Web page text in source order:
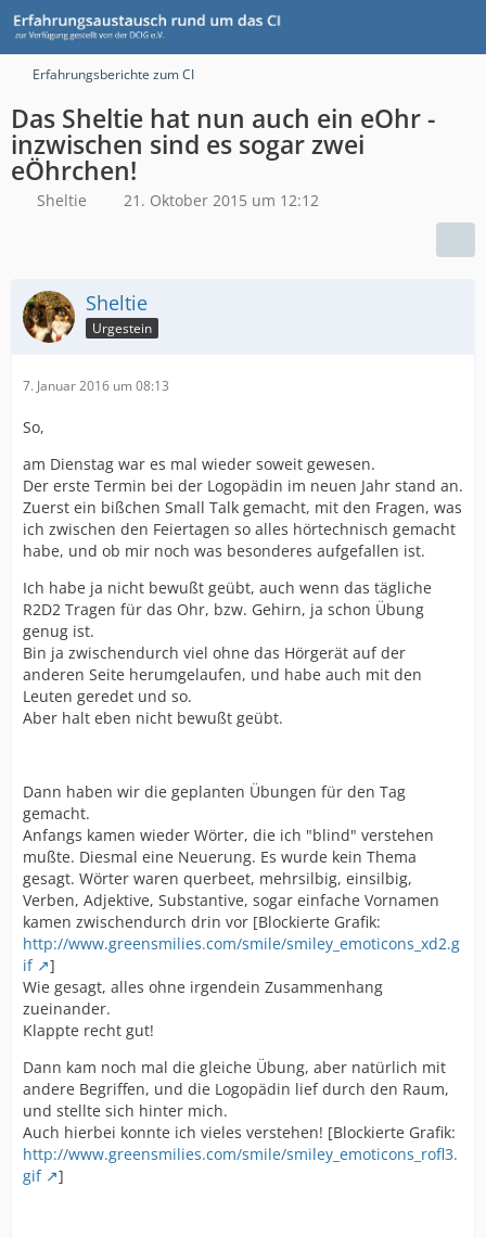
Erfahrungsberichte zum CI
Das Sheltie hat nun auch ein eOhr -
inzwischen sind es sogar zwei
eÖhrchen!
Sheltie 21. Oktober 2015 um 12:12
Sheltie
Urgestein
7. Januar 2016 um 08:13
So,
am Dienstag war es mal wieder soweit gewesen.
Der erste Termin bei der Logopädin im neuen Jahr stand an.
Zuerst ein bißchen Small Talk gemacht, mit den Fragen, was
ich zwischen den Feiertagen so alles hörtechnisch gemacht
habe, und ob mir noch was besonderes aufgefallen ist.
Ich habe ja nicht bewußt geübt, auch wenn das tägliche
R2D2 Tragen für das Ohr, bzw. Gehirn, ja schon Übung
genug ist.
Bin ja zwischendurch viel ohne das Hörgerät auf der
anderen Seite herumgelaufen, und habe auch mit den
Leuten geredet und so.
Aber halt eben nicht bewußt geübt.
Dann haben wir die geplanten Übungen für den Tag
gemacht.
Anfangs kamen wieder Wörter, die ich "blind" verstehen
mußte. Diesmal eine Neuerung. Es wurde kein Thema
gesagt. Wörter waren querbeet, mehrsilbig, einsilbig,
Verben, Adjektive, Substantive, sogar einfache Vornamen
kamen zwischendurch drin vor [Blockierte Grafik:
http://www.greensmilies.com/smile/smiley_emoticons_xd2.g
if
]
Wie gesagt, alles ohne irgendein Zusammenhang
zueinander.
Klappte recht gut!
Dann kam noch mal die gleiche Übung, aber natürlich mit
andere Begriffen, und die Logopädin lief durch den Raum,
und stellte sich hinter mich.
Auch hierbei konnte ich vieles verstehen! [Blockierte Grafik:
http://www.greensmilies.com/smile/smiley_emoticons_rofl3.
gif
]